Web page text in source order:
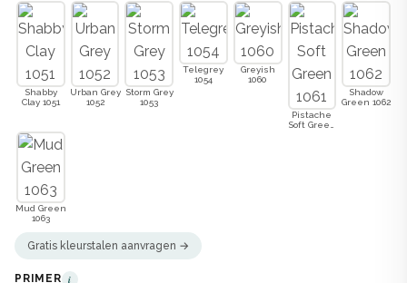
Shabby
Clay 1051
Urban Grey
1052
Storm Grey
1053
Telegrey
1054
Greyish
1060
Pistache
Soft Green
Shadow
Green 1062
Mud Green
1063
Gratis kleurstalen aanvragen →
PRIMER i